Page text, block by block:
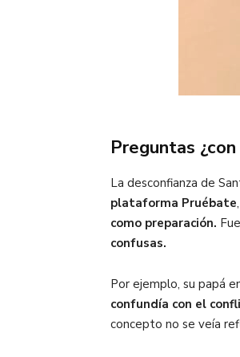
Preguntas
La desconfianza de
plataforma Pruébate
como preparación.
confusas.
Por ejemplo, su papá
confundía con el
concepto no se veía